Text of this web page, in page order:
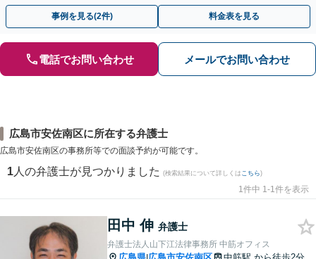
手続きの負担を減らし、権利を守ります。
事例を見る(2件) 料金表を見る
電話でお問い合わせ メールでお問い合わせ
広島市安佐南区に所在する弁護士
広島市安佐南区の事務所等での面談予約が可能です。
1 人の弁護士が見つかりました (検索結果について詳しくは こちら)
1件中 1-1件を表示
田中 伸 弁護士
弁護士法人山下江法律事務所 中筋オフィス